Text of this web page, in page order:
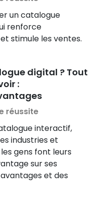
un catalogue
renforce
stimule les ventes.
digital ? Tout
:
réussite
interactif,
industries et
gens font leurs
sur ses
et des